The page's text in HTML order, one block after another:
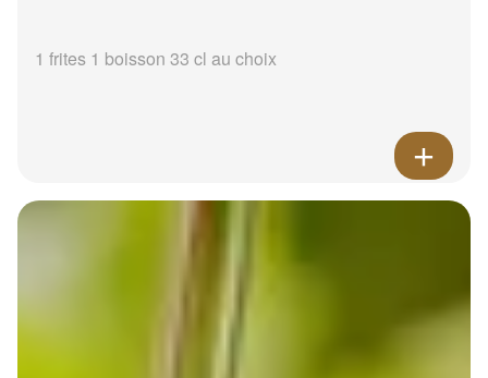
1 frites 1 boisson 33 cl au choix